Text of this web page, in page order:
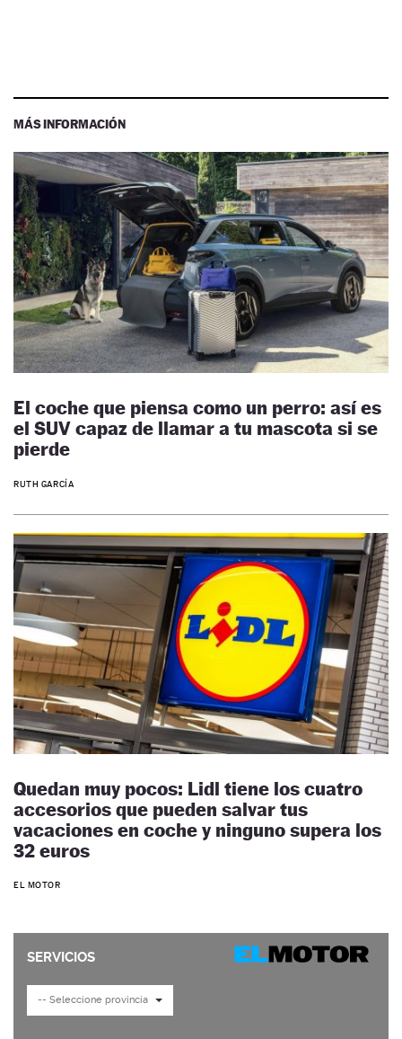
MÁS INFORMACIÓN
El coche que piensa como un perro: así es
el SUV capaz de llamar a tu mascota si se
pierde
RUTH GARCÍA
Quedan muy pocos: Lidl tiene los cuatro
accesorios que pueden salvar tus
vacaciones en coche y ninguno supera los
32 euros
EL MOTOR